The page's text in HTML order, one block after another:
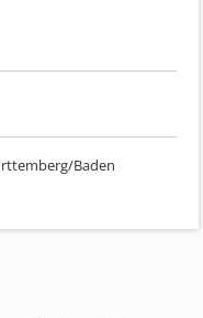
Baden